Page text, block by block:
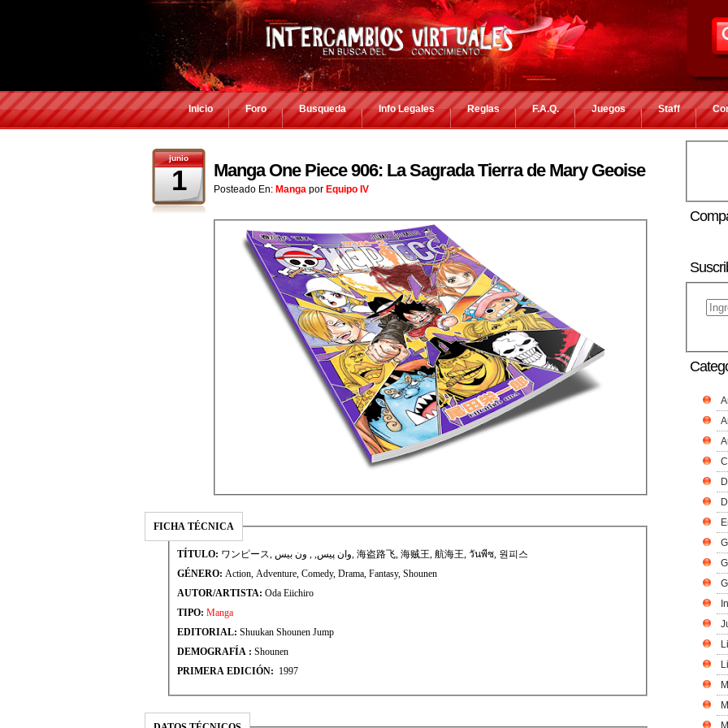
Inicio Foro Busqueda Info Legales Reglas F.A.Q. Juegos Staff
junio
1 Manga One Piece 906: La Sagrada Tierra de Mary Geoise
Posteado En: Manga por Equipo IV
FICHA TÉCNICA
TÍTULO:
ワンピース, وان پیس, , ون بيس, 海盗路飞, 海贼王, 航海王, วันพีซ, 원피스
GÉNERO: Action, Adventure, Comedy, Drama, Fantasy, Shounen
AUTOR/ARTISTA: Oda Eiichiro
TIPO: Manga
EDITORIAL: Shuukan Shounen Jump
DEMOGRAFÍA : Shounen
PRIMERA EDICIÓN: 1997